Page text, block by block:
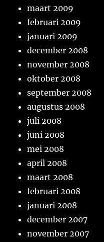
maart 2009
februari 2009
januari 2009
december 2008
november 2008
oktober 2008
september 2008
augustus 2008
juli 2008
juni 2008
mei 2008
april 2008
maart 2008
februari 2008
januari 2008
december 2007
november 2007